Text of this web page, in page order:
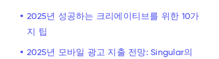
2025년 성공하는 크리에이티브를 위한 10가
지 팁
2025년 모바일 광고 지출 전망: Singular의